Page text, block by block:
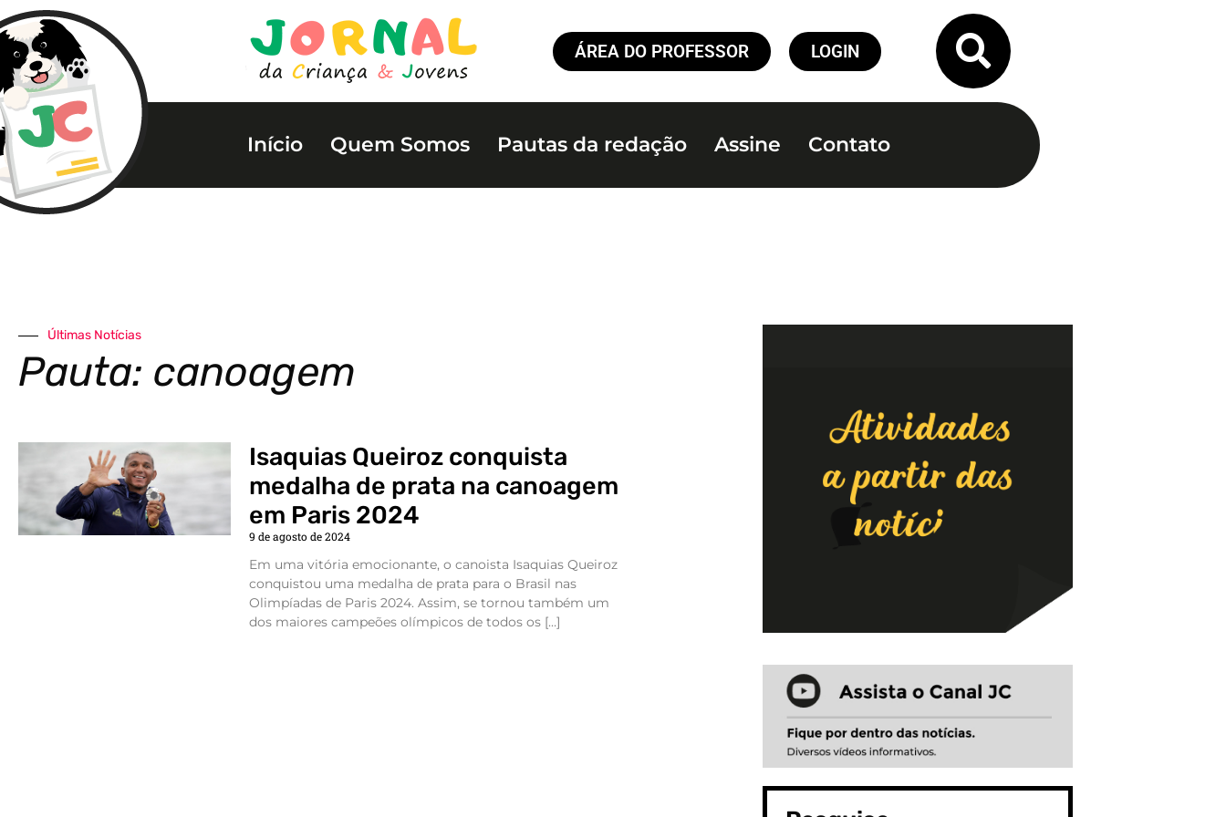
ÁREA DO PROFESSOR LOGIN
Início Quem Somos Pautas da redação Assine Contato
Últimas Notícias
Pauta: canoagem
Isaquias Queiroz conquista
medalha de prata na canoagem
em Paris 2024
9 de agosto de 2024
Em uma vitória emocionante, o canoista Isaquias Queiroz
conquistou uma medalha de prata para o Brasil nas
Olimpíadas de Paris 2024. Assim, se tornou também um
dos maiores campeões olímpicos de todos os […]